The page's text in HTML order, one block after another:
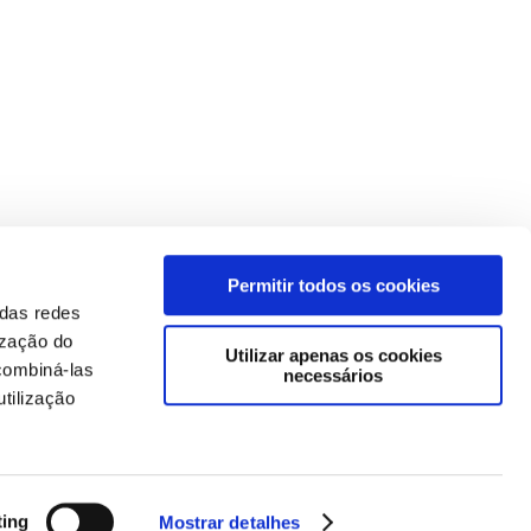
redes
do
las
Mostrar detalhes
Permitir todos os cookies
Utilizar apenas os cookies
necessários